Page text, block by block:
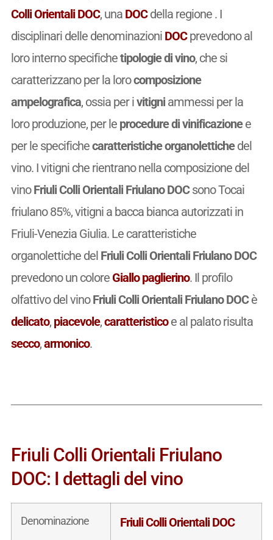
Colli Orientali DOC, una DOCdella regione . I
disciplinari delle denominazioni DOCprevedono al
loro interno specifichetipologie di vino, che si
caratterizzano per la lorocomposizione
ampelografica, ossia per ivitigniammessi per la
loro produzione, per le procedure di vinificazionee
per le specifichecaratteristiche organolettichedel
vino. I vitigni che rientrano nella composizione del
vinoFriuli Colli Orientali Friulano DOCsono Tocai
friulano 85%, vitigni a bacca bianca autorizzati in
Friuli-Venezia Giulia. Le caratteristiche
organolettiche delFriuli Colli Orientali Friulano DOC
prevedono un colore Giallo paglierino. Il profilo
olfattivo del vinoFriuli Colli Orientali Friulano DOCè
delicato, piacevole,caratteristicoe al palato risulta
secco,armonico.
Friuli Colli Orientali Friulano
DOC: I dettagli del vino
Denominazione Friuli Colli Orientali DOC